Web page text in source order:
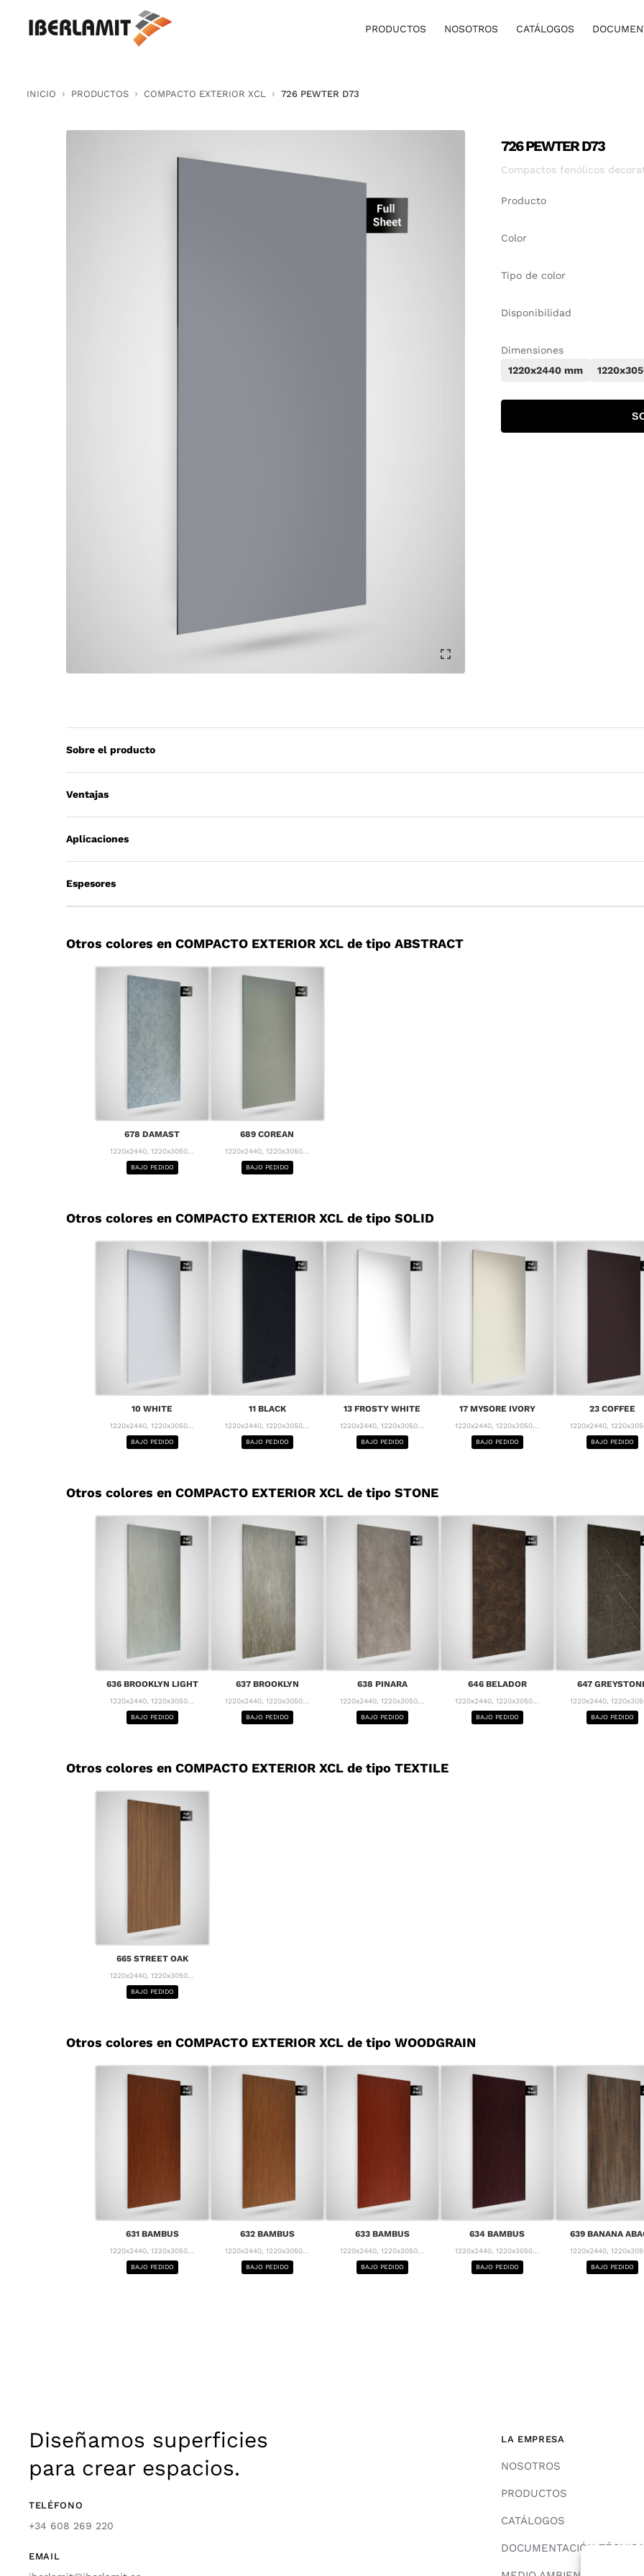
PRODUCTOS NOSOTROS CATÁLOGOS
INICIO PRODUCTOS COMPACTO EXTERIOR XCL 726 PEWTER D73
726 PEWTER D73
Compactos fenólicos
Producto
Color
Tipo de color
Disponibilidad
Dimensiones
1220x2440 mm
Sobre el producto
Ventajas
Aplicaciones
Espesores
Otros colores en COMPACTO EXTERIOR XCL de tipo ABSTRACT
678 DAMAST
1220x2440, 1220x3050...
BAJO PEDIDO
689 COREAN
1220x2440, 1220x3050...
BAJO PEDIDO
Otros colores en COMPACTO EXTERIOR XCL de tipo SOLID
10 WHITE
1220x2440, 1220x3050...
BAJO PEDIDO
11 BLACK
1220x2440, 1220x3050...
BAJO PEDIDO
13 FROSTY WHITE
1220x2440, 1220x3050...
BAJO PEDIDO
17 MYSORE IVORY
1220x2440, 1220x3050...
BAJO PEDIDO
23 COFFEE
1220x2440,
BAJO PEDIDO
Otros colores en COMPACTO EXTERIOR XCL de tipo STONE
636 BROOKLYN LIGHT
1220x2440, 1220x3050...
BAJO PEDIDO
637 BROOKLYN
1220x2440, 1220x3050...
BAJO PEDIDO
638 PINARA
1220x2440, 1220x3050...
BAJO PEDIDO
646 BELADOR
1220x2440, 1220x3050...
BAJO PEDIDO
647
1220x2440,
BAJO PEDIDO
Otros colores en COMPACTO EXTERIOR XCL de tipo TEXTILE
665 STREET OAK
1220x2440, 1220x3050...
BAJO PEDIDO
Otros colores en COMPACTO EXTERIOR XCL de tipo WOODGRAIN
631 BAMBUS
1220x2440, 1220x3050...
BAJO PEDIDO
632 BAMBUS
1220x2440, 1220x3050...
BAJO PEDIDO
633 BAMBUS
1220x2440, 1220x3050...
BAJO PEDIDO
634 BAMBUS
1220x2440, 1220x3050...
BAJO PEDIDO
639 BANANA
1220x2440,
BAJO PEDIDO
Diseñamos superficies
para crear espacios.
TELÉFONO
+34 608 269 220
EMAIL
LA EMPRESA
NOSOTROS
PRODUCTOS
CATÁLOGOS
DOCUMENTACIÓN TÉCNICA